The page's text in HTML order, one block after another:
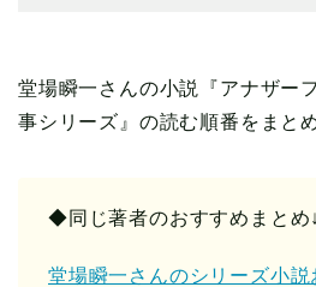
堂場瞬一さんの小説『アナザー
事シリーズ』の読む順番をまと
◆同じ著者のおすすめまとめ↓
堂場瞬一さんのシリーズ小説